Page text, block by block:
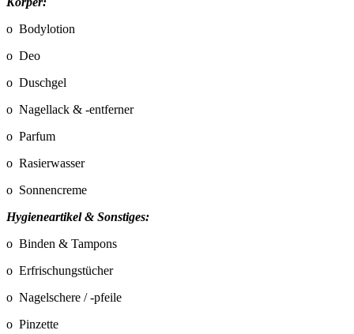
o Bodylotion
o Deo
o Duschgel
o Nagellack & -entferner
o Parfum
o Rasierwasser
o Sonnencreme
Hygieneartikel & Sonstiges:
o Binden & Tampons
o Erfrischungstücher
o Nagelschere / -pfeile
o Pinzette